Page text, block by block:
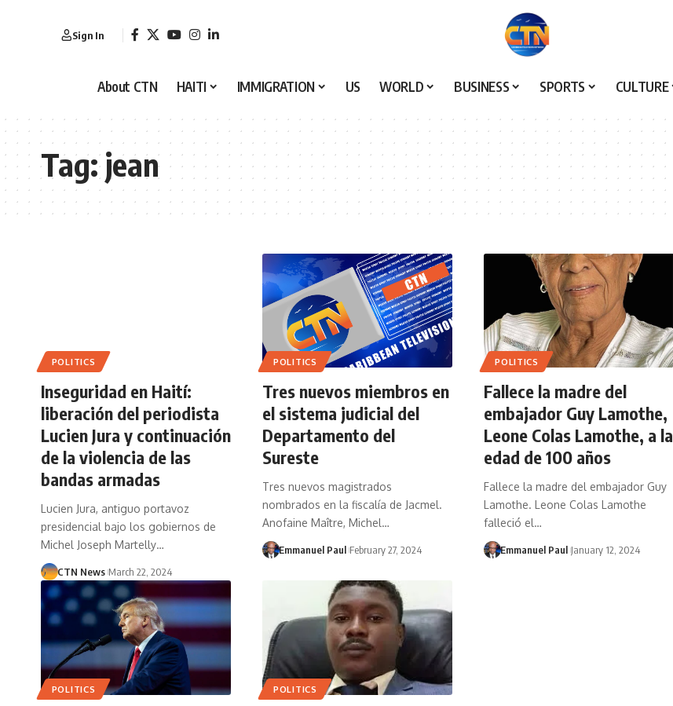
Sign In
About CTN HAITI IMMIGRATION US WORLD BUSINESS SPORTS CULTURE
Tag:jean
POLITICS
Inseguridad en Haití:
liberación del periodista
Lucien Jura y continuación
de la violencia de las
bandas armadas
Lucien Jura, antiguo portavoz
presidencial bajo los gobiernos de
Michel Joseph Martelly…
CTN News March 22, 2024
POLITICS
Tres nuevos miembros en
el sistema judicial del
Departamento del
Sureste
Tres nuevos magistrados
nombrados en la fiscalía de Jacmel.
Anofaine Maître, Michel…
Emmanuel Paul February 27, 2024
POLITICS
Fallece la madre del
embajador Guy Lamothe,
Leone Colas Lamothe, a la
edad de 100 años
Fallece la madre del embajador Guy
Lamothe. Leone Colas Lamothe
falleció el…
Emmanuel Paul January 12, 2024
POLITICS POLITICS